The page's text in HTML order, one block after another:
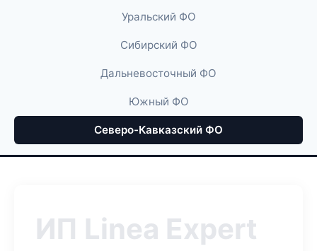
Уральский ФО
Сибирский ФО
Дальневосточный ФО
Южный ФО
Северо-Кавказский ФО
ИП Linea Expert